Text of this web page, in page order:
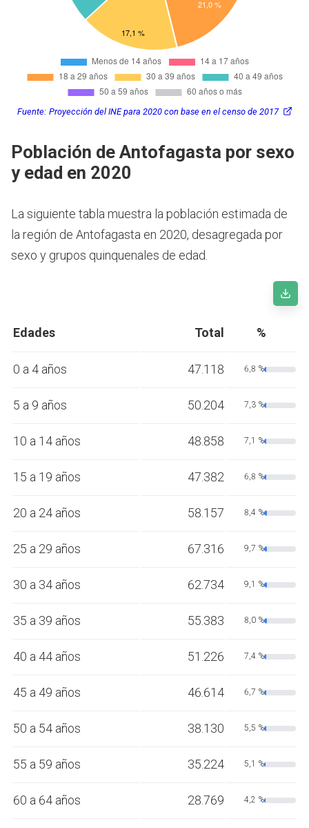
Fuente: Proyección del INE para 2020 con base en el censo de 2017
Población de Antofagasta por sexo
y edad en 2020
La siguiente tabla muestra la población estimada de
la región de Antofagasta en 2020, desagregada por
sexo y grupos quinquenales de edad.
Edades Total %
0 a 4 años 47.118 6,8 %
5 a 9 años 50.204 7,3 %
10 a 14 años 48.858 7,1 %
15 a 19 años 47.382 6,8 %
20 a 24 años 58.157 8,4 %
25 a 29 años 67.316 9,7 %
30 a 34 años 62.734 9,1 %
35 a 39 años 55.383 8,0 %
40 a 44 años 51.226 7,4 %
45 a 49 años 46.614 6,7 %
50 a 54 años 38.130 5,5 %
55 a 59 años 35.224 5,1 %
60 a 64 años 28.769 4,2 %